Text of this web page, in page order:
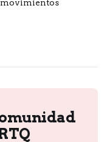
movimientos